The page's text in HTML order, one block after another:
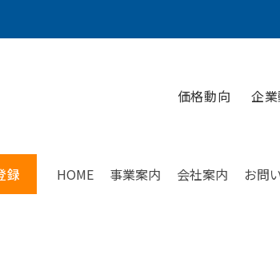
価格動向 企
録 HOME 事業案内 会社案内 お問